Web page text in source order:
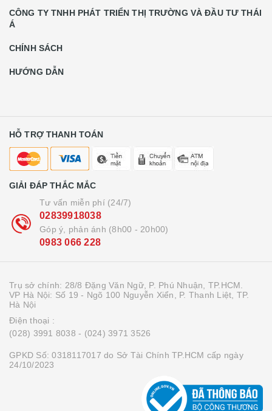
CÔNG TY TNHH PHÁT TRIỂN THỊ TRƯỜNG VÀ ĐẦU TƯ THÁI
Á
CHÍNH SÁCH
HƯỚNG DẪN
HỖ TRỢ THANH TOÁN
GIẢI ĐÁP THẮC MẮC
Tư vấn miễn phí (24/7)
02839918038
Góp ý, phản ánh (8h00 - 20h00)
0983 066 228
Trụ sở chính: 28/8 Đặng Văn Ngữ, P. Phú Nhuận, TP.HCM.
VP Hà Nội: Số 19 - Ngõ 100 Nguyễn Xiển, P. Thanh Liệt, TP.
Hà Nội
Điện thoại :
(028) 3991 8038 - (024) 3971 3526
GPKD Số: 0318117017 do Sở Tài Chính TP.HCM cấp ngày
24/10/2023